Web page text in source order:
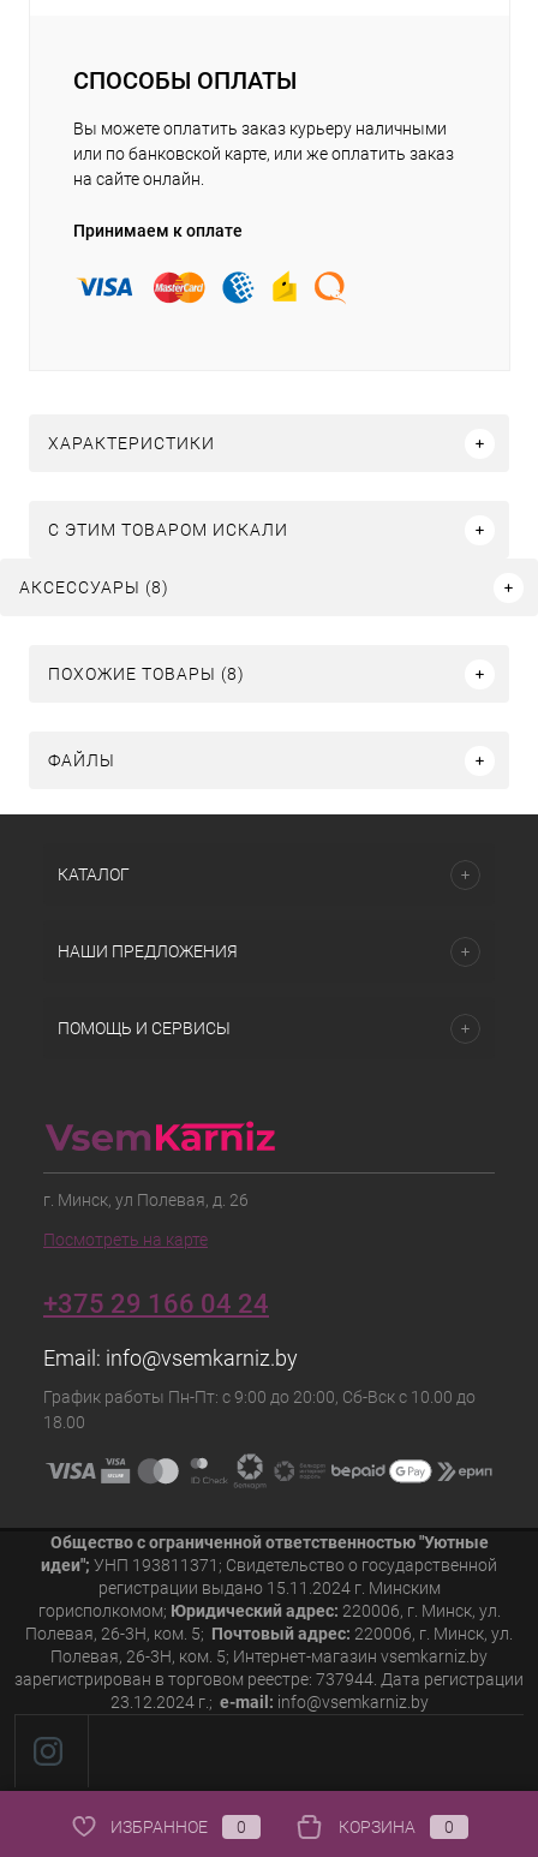
СПОСОБЫ ОПЛАТЫ
Вы можете оплатить заказ курьеру наличными
или по банковской карте, или же оплатить заказ
на сайте онлайн.
Принимаем к оплате
ХАРАКТЕРИСТИКИ
C ЭТИМ ТОВАРОМ ИСКАЛИ
АКСЕССУАРЫ (8)
ПОХОЖИЕ ТОВАРЫ (8)
ФАЙЛЫ
КАТАЛОГ
НАШИ ПРЕДЛОЖЕНИЯ
ПОМОЩЬ И СЕРВИСЫ
г. Минск, ул Полевая, д. 26
Посмотреть на карте
+375 29 166 04 24
Email: info@vsemkarniz.by
График работы Пн-Пт: с 9:00 до 20:00, Сб-Вск с 10.00 до
18.00
Общество с ограниченной ответственностью "Уютные
идеи"; УНП 193811371; Свидетельство о государственной
регистрации выдано 15.11.2024 г. Минским
горисполкомом; Юридический адрес: 220006, г. Минск, ул.
Полевая, 26-3Н, ком. 5; Почтовый адрес: 220006, г. Минск, ул.
Полевая, 26-3Н, ком. 5; Интернет-магазин vsemkarniz.by
зарегистрирован в торговом реестре: 737944. Дата регистрации
23.12.2024 г.; e-mail: info@vsemkarniz.by
ИЗБРАННОЕ 0 КОРЗИНА 0